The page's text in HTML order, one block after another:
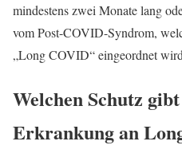
mindestens zwei Monate lang
vom Post-COVID-Syndrom,
„Long COVID“ eingeordnet
Welchen Schutz
Erkrankung an